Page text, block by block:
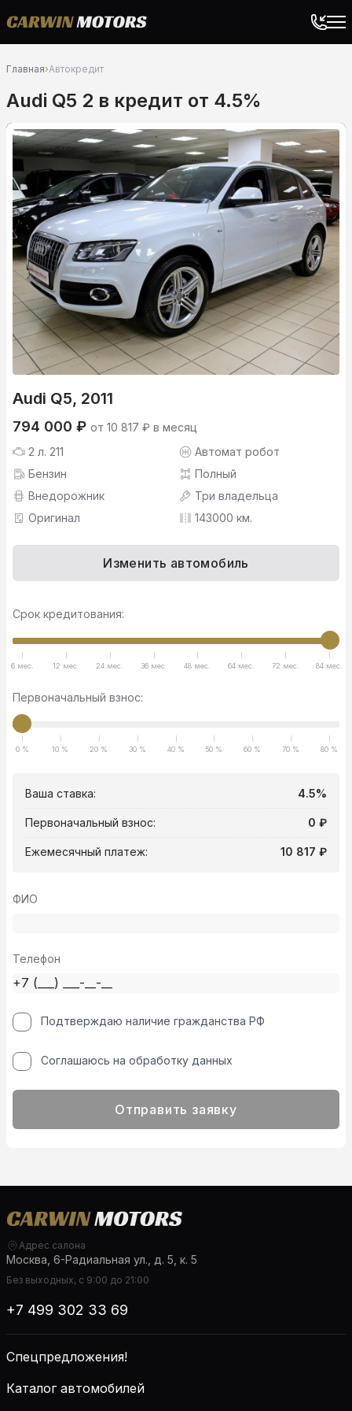
Главная›Автокредит
Audi Q5 2 в кредит от 4.5%
Audi Q5, 2011
794 000 ₽ от 10 817 ₽ в месяц
2 л. 211
Автомат робот
Бензин
Полный
Внедорожник
Три владельца
Оригинал
143000 км.
Изменить автомобиль
Срок кредитования:
6 мес. 12 мес. 24 мес. 36 мес. 48 мес. 64 мес. 72 мес. 84 мес.
Первоначальный взнос:
0 % 10 % 20 % 30 % 40 % 50 % 60 % 70 % 80 %
Ваша ставка: 4.5%
Первоначальный взнос: 0 ₽
Ежемесячный платеж: 10 817 ₽
ФИО
Телефон
Подтверждаю наличие гражданства РФ
Соглашаюсь на обработку данных
Отправить заявку
Адрес салона
Москва, 6-Радиальная ул., д. 5, к. 5
Без выходных, с 9:00 до 21:00
+7 499 302 33 69
Спецпредложения!
Каталог автомобилей